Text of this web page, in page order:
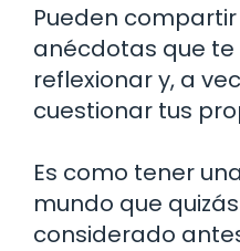
Pueden
anécdotas que
reflexionar y, a
cuestionar tus
Es como tener
mundo que
considerado